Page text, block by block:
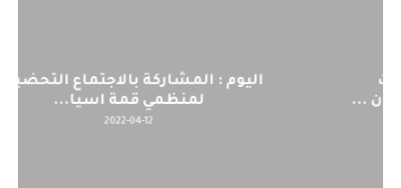
اليوم : المشاركة بالاجتماع التحضيري
لمنظمي قمة اسيا...